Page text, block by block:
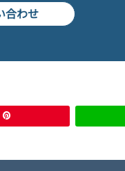
合わせ